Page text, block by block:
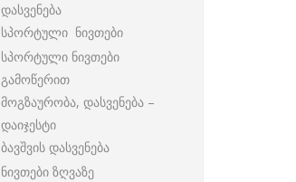
დასვენება
სპორტული ნივთები
სპორტული ნივთები
გამოწერით
მოგზაურობა, დასვენება –
დაიჯესტი
ბავშვის დასვენება
ნივთები ზღვაზე